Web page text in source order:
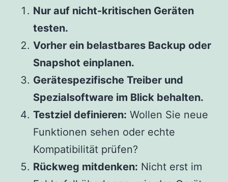
Nur auf nicht-kritischen Geräten
testen.
Vorher ein belastbares Backup oder
Snapshot einplanen.
Gerätespezifische Treiber und
Spezialsoftware im Blick behalten.
Testziel definieren: Wollen Sie neue
Funktionen sehen oder echte
Kompatibilität prüfen?
Rückweg mitdenken: Nicht erst im